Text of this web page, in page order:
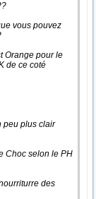
vous pouvez
Orange pour le
de ce coté
peu plus clair
Choc selon le PH
des